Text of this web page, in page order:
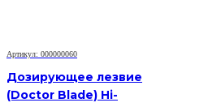
Артикул: 000000060
Дозирующее лезвие
(Doctor Blade) Hi-